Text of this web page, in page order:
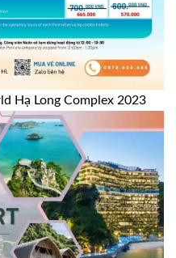
Hạ Long Complex 2023